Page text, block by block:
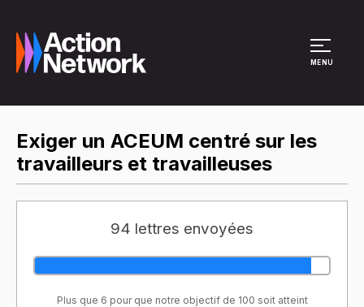
MENU
Exiger un ACEUM centré sur les
travailleurs et travailleuses
94 lettres envoyées
Plus que 6 pour que notre objectif de 100 soit atteint